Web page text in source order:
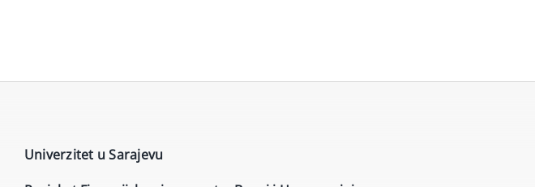
Univerzitet u Sarajevu